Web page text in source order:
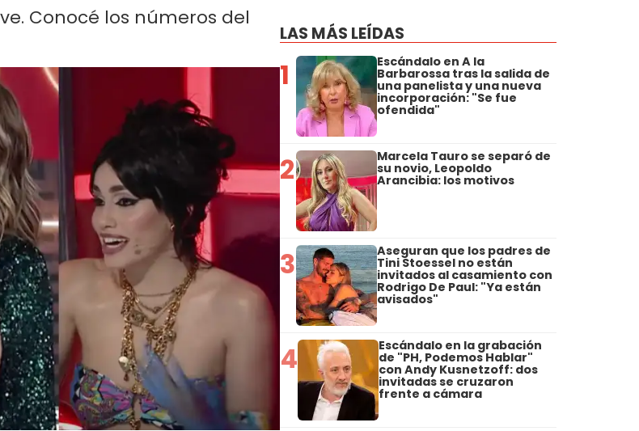
Conocé los números del
LAS MÁS LEÍDAS
1 Escándalo en A la
Barbarossa tras la salida de
una panelista y una nueva
incorporación: "Se fue
ofendida"
2 Marcela Tauro se separó de
su novio, Leopoldo
Arancibia: los motivos
3 Aseguran que los padres de
Tini Stoessel no están
invitados al casamiento con
Rodrigo De Paul: "Ya están
avisados"
4 Escándalo en la grabación
de "PH, Podemos Hablar"
con Andy Kusnetzoff: dos
invitadas se cruzaron
frente a cámara